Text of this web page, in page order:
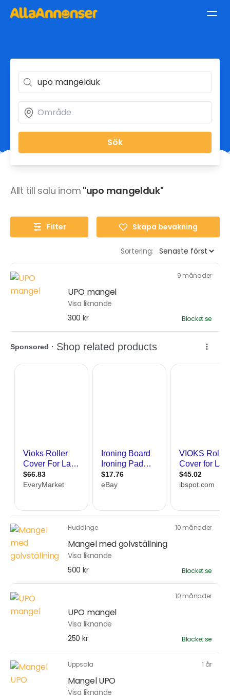
Sök
Allt till salu inom "upo mangelduk"
Filter Skapa bevakning
Sortering:
9 månader
UPO mangel
Visa liknande
300 kr
Blocket.se
Huddinge 10 månader
Mangel med golvställning
Visa liknande
500 kr
Blocket.se
10 månader
UPO mangel
Visa liknande
250 kr
Blocket.se
Uppsala 1 år
Mangel UPO
Visa liknande